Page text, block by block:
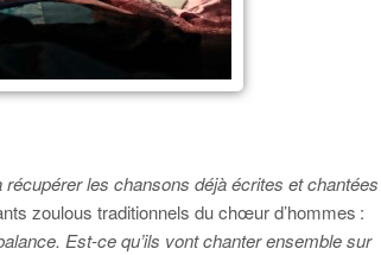
les chansons déjà écrites et chantées
zoulous traditionnels du chœur d’hommes :
Est-ce qu’ils vont chanter ensemble sur